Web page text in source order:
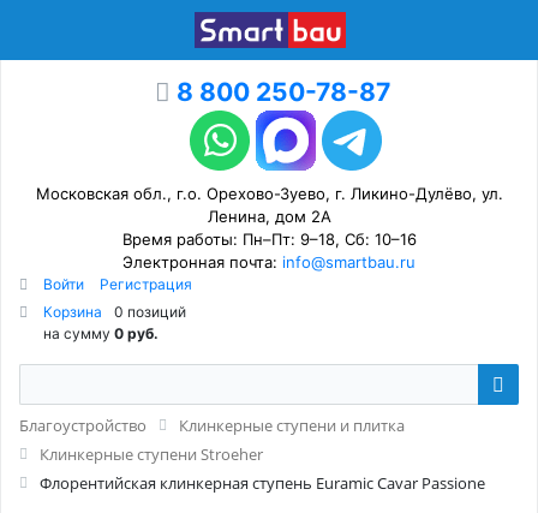
8 800 250-78-87
Московская обл., г.о. Орехово-Зуево, г. Ликино-Дулёво, ул.
Ленина, дом 2А
Время работы: Пн–Пт: 9–18, Сб: 10–16
Электронная почта: info@smartbau.ru
Войти
Регистрация
Корзина
0 позиций
на сумму 0 руб.
Благоустройство
Клинкерные ступени и плитка
Клинкерные ступени Stroeher
Флорентийская клинкерная ступень Euramic Cavar Passione